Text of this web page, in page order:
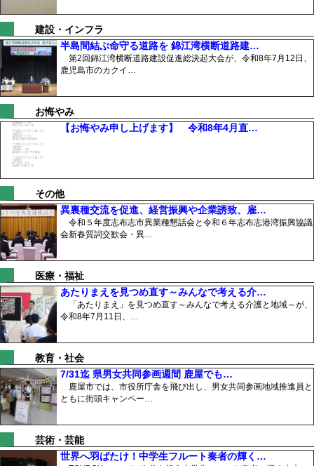
建設・インフラ
半島間結ぶ命守る道路を 錦江湾横断道路建…
第2回錦江湾横断道路建設促進総決起大会が、令和8年7月12日、
鹿児島市のカクイ…
お悔やみ
【お悔やみ申し上げます】 令和8年4月直…
その他
異裏種交流を促進、経営振興や企業誘致、雇…
令和５年度志布志市異業種懇話会と令和６年志布志港湾振興協議
会新春質詞交歓会・異…
医療・福祉
あたりまえを見つめ直す～みんなで考える介…
「あたりまえ」を見つめ直す～みんなで考える介護と地域～が、
令和8年7月11日、…
教育・社会
7/31迄 県男女共同参画週間 鹿屋でも…
鹿屋市では、市役所庁舎を飛び出し、男女共同参画地域推進員と
ともに街頭キャンペー…
芸術・芸能
世界へ羽ばたけ！中学生フルート奏者の輝く…